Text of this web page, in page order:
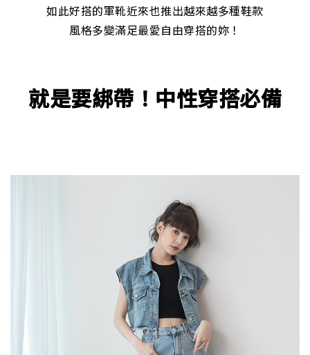
如此好搭的軍靴近來也推出越來越多種鞋款
風格多變滿足最愛自由穿搭的妳！
就是要綁帶！中性穿搭必備